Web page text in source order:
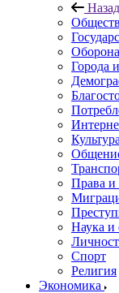
Назад
Города
Права и
Наука и
Спорт
Религия
Экономика